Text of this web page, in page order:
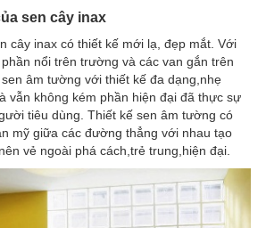
sen cây inax
cây inax có thiết kế mới lạ, đẹp mắt. Với
nổi trên trường và các van gắn trên
âm tường với thiết kế đa dạng,nhẹ
vẫn không kém phần hiện đại đã thực sự
tiêu dùng. Thiết kế sen âm tường có
mỹ giữa các đường thẳng với nhau tạo
vẻ ngoài phá cách,trẻ trung,hiện đại.